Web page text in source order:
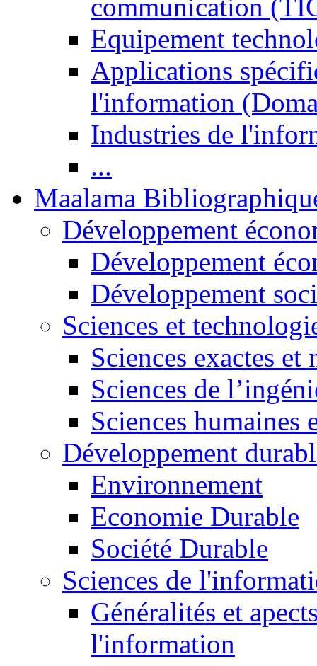
communication
Equipement
Applications
l'information
Industries de
...
Maalama
Développement
Développement
Développement
Sciences et
Sciences exactes et
Sciences de
Sciences humaines
Développement
Environnement
Economie Durable
Société Durable
Sciences de
Généralités et
l'information